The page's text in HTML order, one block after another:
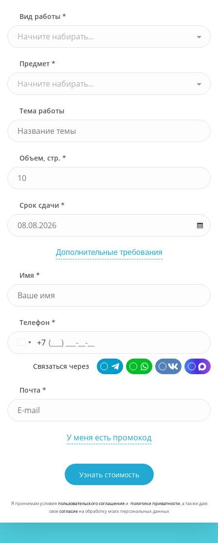
Вид работы *
Начните набирать...
Предмет *
Начните набирать...
Тема работы
Объем, стр. *
Срок сдачи *
Дополнительные требования
Имя *
Телефон *
+7
Связаться через
Почта *
У меня есть промокод
Узнать стоимость
Я принимаю условияпользовательского соглашенияи политики приватности, а также даю
своесогласиена обработку моих персональных данных